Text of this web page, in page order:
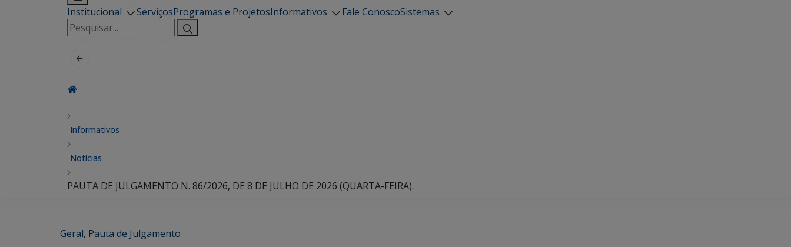
Institucional ServiçosProgramas e ProjetosInformativos Fale ConoscoSistemas
Pesquisar
por:
Informativos
Notícias
PAUTA DE JULGAMENTO N. 86/2026, DE 8 DE JULHO DE 2026 (QUARTA-FEIRA).
Geral, Pauta de Julgamento